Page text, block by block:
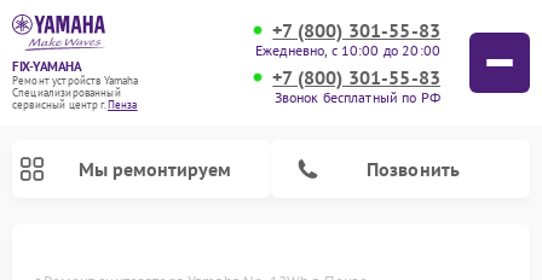
FIX-YAMAHA
Ремонт устройств Yamaha
Специализированный
cервисный центр г.Пенза
+7 (800) 301-55-83
Ежедневно, с 10:00 до 20:00
+7 (800) 301-55-83
Звонок бесплатный по РФ
Мы ремонтируем Позвонить